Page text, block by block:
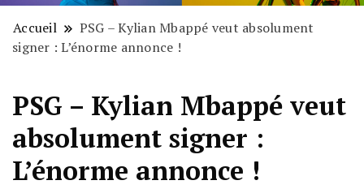
Accueil
PSG – Kylian Mbappé veut absolument
signer : L’énorme annonce !
PSG – Kylian Mbappé veut
absolument signer :
L’énorme annonce !